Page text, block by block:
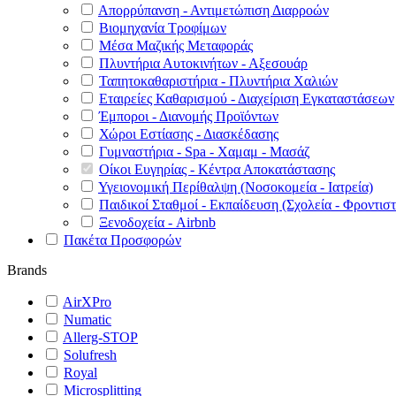
Απορρύπανση - Αντιμετώπιση Διαρροών
Βιομηχανία Τροφίμων
Μέσα Μαζικής Μεταφοράς
Πλυντήρια Αυτοκινήτων - Αξεσουάρ
Ταπητοκαθαριστήρια - Πλυντήρια Χαλιών
Εταιρείες Καθαρισμού - Διαχείριση Εγκαταστάσεων
Έμποροι - Διανομής Προϊόντων
Χώροι Εστίασης - Διασκέδασης
Γυμναστήρια - Spa - Χαμαμ - Μασάζ
Οίκοι Ευγηρίας - Κέντρα Αποκατάστασης
Υγειονομική Περίθαλψη (Νοσοκομεία - Ιατρεία)
Παιδικοί Σταθμοί - Εκπαίδευση (Σχολεία -
Ξενοδοχεία - Airbnb
Πακέτα Προσφορών
Brands
AirXPro
Numatic
Allerg-STOP
Solufresh
Royal
Microsplitting